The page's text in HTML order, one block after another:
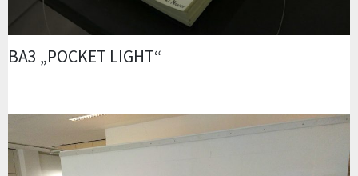
BA3 „POCKET LIGHT“